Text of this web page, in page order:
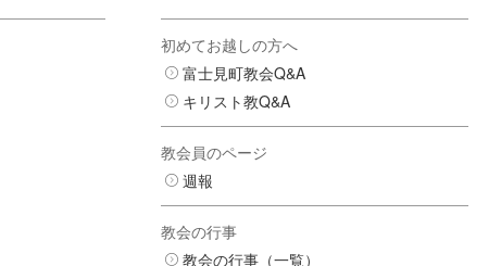
初めてお越しの方へ
富士見町教会Q&A
キリスト教Q&A
教会員のページ
週報
教会の行事
教会の行事（一覧）